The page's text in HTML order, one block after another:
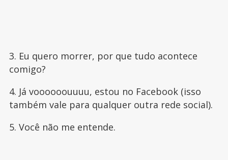
3. Eu quero morrer, por que tudo acontece
comigo?
4. Já voooooouuuu, estou no Facebook (isso
também vale para qualquer outra rede social).
5. Você não me entende.